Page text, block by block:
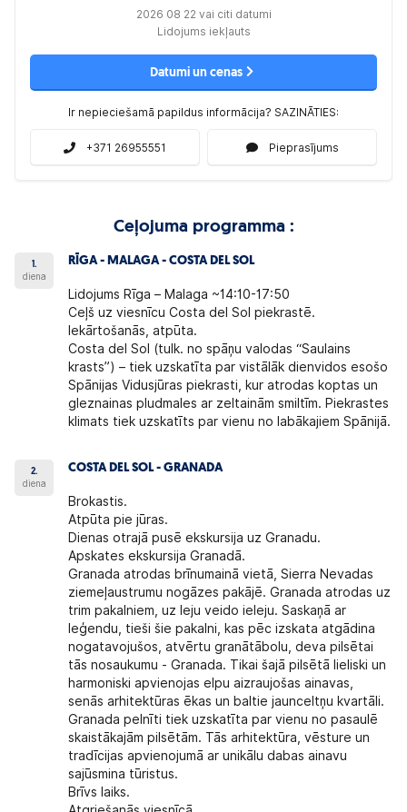
2026 08 22 vai citi datumi
Lidojums iekļauts
Datumi un cenas
Ir nepieciešamā papildus informācija? SAZINĀTIES:
+371 26955551 Pieprasījums
Ceļojuma programma :
1.
diena
RĪGA - MALAGA - COSTA DEL SOL
Lidojums Rīga – Malaga ~14:10-17:50
Ceļš uz viesnīcu Costa del Sol piekrastē.
Iekārtošanās, atpūta.
Costa del Sol (tulk. no spāņu valodas “Saulains
krasts”) – tiek uzskatīta par vistālāk dienvidos esošo
Spānijas Vidusjūras piekrasti, kur atrodas koptas un
gleznainas pludmales ar zeltainām smiltīm. Piekrastes
klimats tiek uzskatīts par vienu no labākajiem Spānijā.
2.
diena
COSTA DEL SOL - GRANADA
Brokastis.
Atpūta pie jūras.
Dienas otrajā pusē ekskursija uz Granadu.
Apskates ekskursija Granadā.
Granada atrodas brīnumainā vietā, Sierra Nevadas
ziemeļaustrumu nogāzes pakājē. Granada atrodas uz
trim pakalniem, uz leju veido ieleju. Saskaņā ar
leģendu, tieši šie pakalni, kas pēc izskata atgādina
nogatavojušos, atvērtu granātābolu, deva pilsētai
tās nosaukumu - Granada. Tikai šajā pilsētā lieliski un
harmoniski apvienojas elpu aizraujošas ainavas,
senās arhitektūras ēkas un baltie jaunceltņu kvartāli.
Granada pelnīti tiek uzskatīta par vienu no pasaulē
skaistākajām pilsētām. Tās arhitektūra, vēsture un
tradīcijas apvienojumā ar unikālu dabas ainavu
sajūsmina tūristus.
Brīvs laiks.